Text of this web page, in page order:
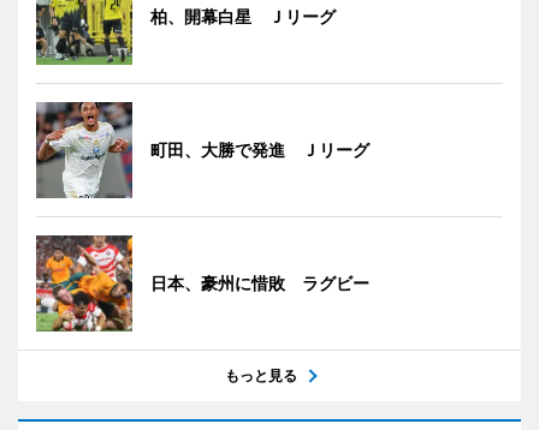
柏、開幕白星 Ｊリーグ
町田、大勝で発進 Ｊリーグ
日本、豪州に惜敗 ラグビー
もっと見る